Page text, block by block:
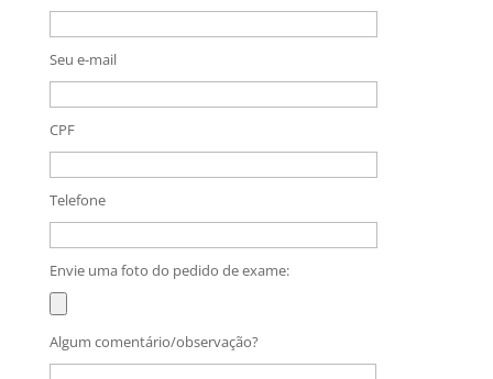
Seu e-mail
CPF
Telefone
Envie uma foto do pedido de exame:
Algum comentário/observação?